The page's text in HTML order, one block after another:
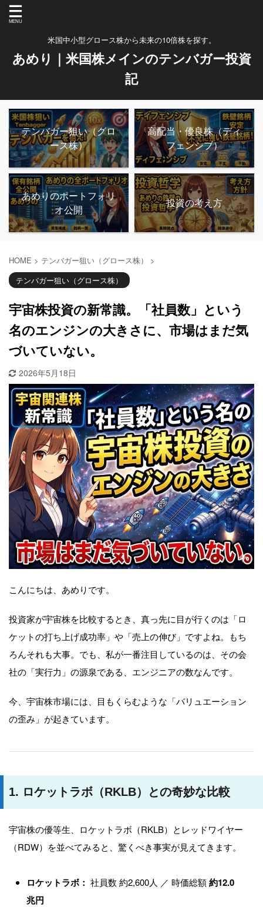
米国中小型グロース株から未来の10倍株を探す。
あめり｜米国株メインのテンバガー投資
記
テンバガー狙い（グロ
ース株）
高配当・優良株（ディ
フェンシブ）
あめりのポートフォリ
オ公開
投資の考え方
HOME > テンバガー狙い（グロース株）
>
テンバガー狙い（グロース株）
宇宙株投資の新常識。「社員数」という
名のエンジンの大きさに、市場はまだ気
づいていない。
2026年5月18日
こんにちは、あめりです。
投資家が宇宙株を比較するとき、真っ先に目が行くのは「ロ
ケットの打ち上げ成功率」や「売上の伸び」ですよね。もち
ろんそれも大事。でも、私が一番注目しているのは、その会
社の「実行力」の源泉である、エンジニアの数なんです。
今、宇宙株市場には、目もくらむような「バリュエーション
の歪み」が起きています。
1. ロケットラボ（RKLB）との奇妙な比較
宇宙株の優等生、ロケットラボ（RKLB）とレッドワイヤー
（RDW）を並べてみると、驚くべき事実が見えてきます。
ロケットラボ： 社員数 約2,600人 ／ 時価総額約12.0
兆円